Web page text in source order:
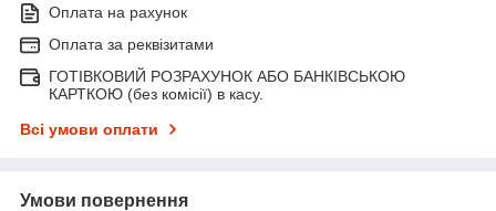
Оплата на рахунок
Оплата за реквізитами
ГОТІВКОВИЙ РОЗРАХУНОК АБО БАНКІВСЬКОЮ
КАРТКОЮ (без комісії) в касу.
Всі умови оплати
Умови повернення